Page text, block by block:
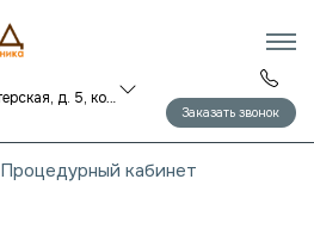
Санкт-Петербург ул. Манчестерская, д. 5, корп. 1
Заказать звонок
Процедурный кабинет